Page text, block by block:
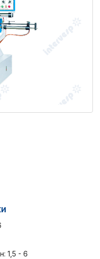
1,5 - 6